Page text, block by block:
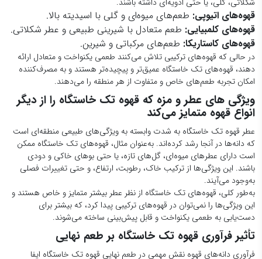
عطر قهوه تک خاستگاه به شدت وابسته به ویژگی‌های طبیعی منطقه‌ای است
که دانه‌ها در آنجا رشد کرده‌اند. به‌عنوان مثال، قهوه‌های تک خاستگاه ممکن
است دارای عطرهای میوه‌ای، گل‌های تازه، یا حتی بوهای خاکی و دودی
باشند. این ویژگی‌ها از ترکیب خاک، رطوبت، ارتفاع، و حتی تغییرات فصلی
به‌وجود می‌آیند.
به‌طور کلی، قهوه‌های تک خاستگاه از نظر عطر بیشتر متمایز و خاص هستند و
این ویژگی‌ها را نمی‌توان در قهوه‌های ترکیبی پیدا کرد، که بیشتر برای
دست‌یابی به طعمی یکنواخت و قابل پیش‌بینی ساخته می‌شوند.
تأثیر فرآوری قهوه تک خاستگاه بر طعم نهایی
فرآوری دانه‌های قهوه نقش مهمی در طعم نهایی قهوه تک خاستگاه ایفا
می‌کند. روش‌های مختلف فرآوری مانند خشک، شسته، یا نیمه‌شسته باعث
ایجاد تفاوت‌های عمده در طعم قهوه می‌شوند. این فرآیندها می‌توانند تاثیر
زیادی بر اسیدیته، شدت طعم و وضوح ویژگی‌های خاص هر قهوه بگذارند.
فرآوری شسته (Wet Processing):
روشن، اسیدی و میوه‌ای کمک می‌کند.
فرآوری خشک (Dry Processing):
به‌طور معمول باعث افزایش
پیچیدگی طعم و عطری شیرین و میوه‌ای می‌شود.
فرآوری نیمه‌شسته (Semi-washed):
ترکیبی از ویژگی‌های دو
روش قبلی است و طعمی متعادل‌تر ایجاد می‌کند.